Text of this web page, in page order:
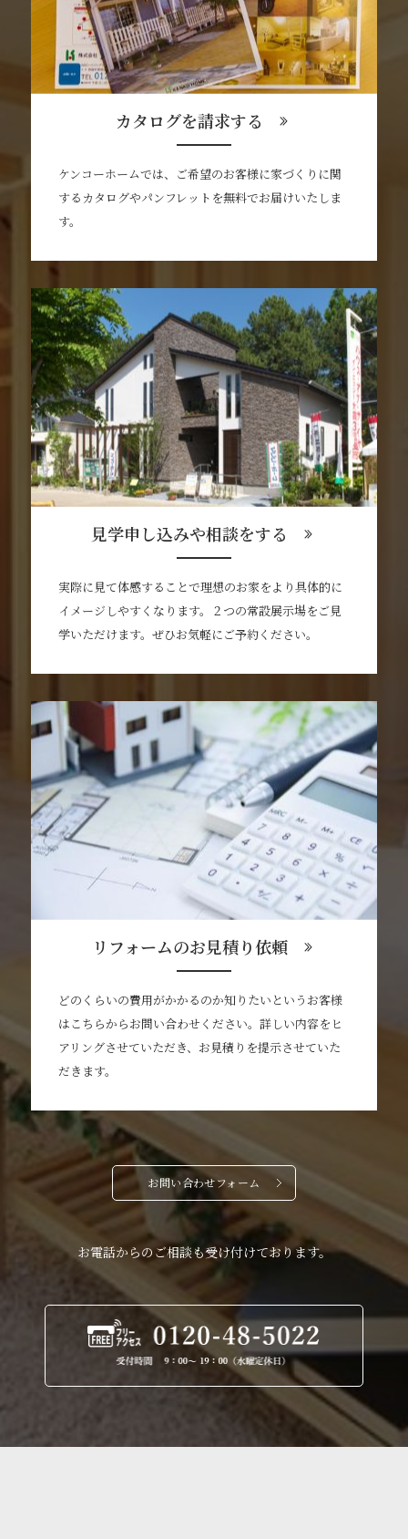
カタログを請求する
ケンコーホームでは、ご希望のお客様に家づくりに関
するカタログやパンフレットを無料でお届けいたしま
す。
見学申し込みや相談をする
実際に見て体感することで理想のお家をより具体的に
イメージしやすくなります。２つの常設展示場をご見
学いただけます。ぜひお気軽にご予約ください。
リフォームのお見積り依頼
どのくらいの費用がかかるのか知りたいというお客様
はこちらからお問い合わせください。詳しい内容をヒ
アリングさせていただき、お見積りを提示させていた
だきます。
お問い合わせフォーム
お電話からのご相談も受け付けております。